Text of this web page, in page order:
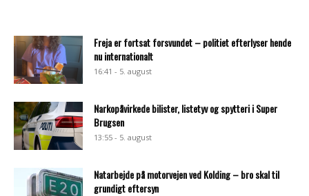
Freja er fortsat forsvundet – politiet efterlyser hende
nu internationalt
16:41 - 5. august
Narkopåvirkede bilister, listetyv og spytteri i Super
Brugsen
13:55 - 5. august
Natarbejde på motorvejen ved Kolding – bro skal til
grundigt eftersyn